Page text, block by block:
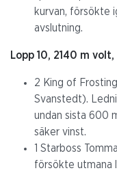
kurvan, försökte
avslutning.
Lopp 10, 2140 m
2 King of
Svanstedt).
undan sista 600
säker vinst.
1 Starboss
försökte utmana